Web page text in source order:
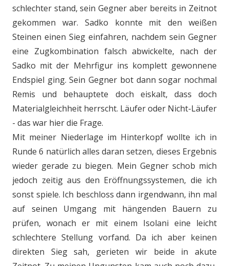
schlechter stand, sein Gegner aber bereits in Zeitnot
gekommen war. Sadko konnte mit den weißen
Steinen einen Sieg einfahren, nachdem sein Gegner
eine Zugkombination falsch abwickelte, nach der
Sadko mit der Mehrfigur ins komplett gewonnene
Endspiel ging. Sein Gegner bot dann sogar nochmal
Remis und behauptete doch eiskalt, dass doch
Materialgleichheit herrscht. Läufer oder Nicht-Läufer
- das war hier die Frage.
Mit meiner Niederlage im Hinterkopf wollte ich in
Runde 6 natürlich alles daran setzen, dieses Ergebnis
wieder gerade zu biegen. Mein Gegner schob mich
jedoch zeitig aus den Eröffnungssystemen, die ich
sonst spiele. Ich beschloss dann irgendwann, ihn mal
auf seinen Umgang mit hängenden Bauern zu
prüfen, wonach er mit einem Isolani eine leicht
schlechtere Stellung vorfand. Da ich aber keinen
direkten Sieg sah, gerieten wir beide in akute